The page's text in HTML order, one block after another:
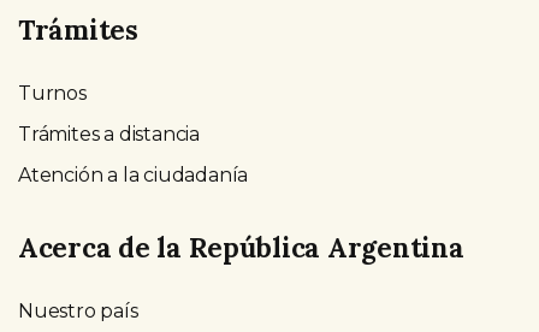
Trámites
Turnos
Trámites a distancia
Atención a la ciudadanía
Acerca de la República Argentina
Nuestro país